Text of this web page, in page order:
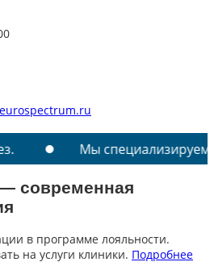
Мы специализируемся на
современная
в программе лояльности.
на услуги клиники. Подробнее